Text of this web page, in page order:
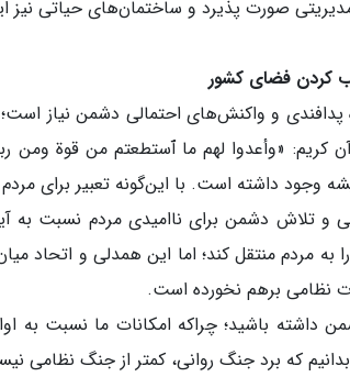
صورت پذیرد و ساختمان‌های حیاتی نیز
کردن فضای کشور
و واکنش‌های احتمالی دشمن نیاز است؛
کریم: «وأعدوا لهم ما ٱستطعتم من قوة ومن
وجود داشته است. با این‌گونه تعبیر برای
و تلاش دشمن برای ناامیدی مردم نسبت به
مردم منتقل کند؛ اما این همدلی و اتحاد
نظامی برهم نخورده است.
که برد جنگ روانی، کمتر از جنگ نظامی